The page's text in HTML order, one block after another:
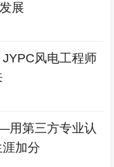
展
风电工程师
第三方专业认
加分